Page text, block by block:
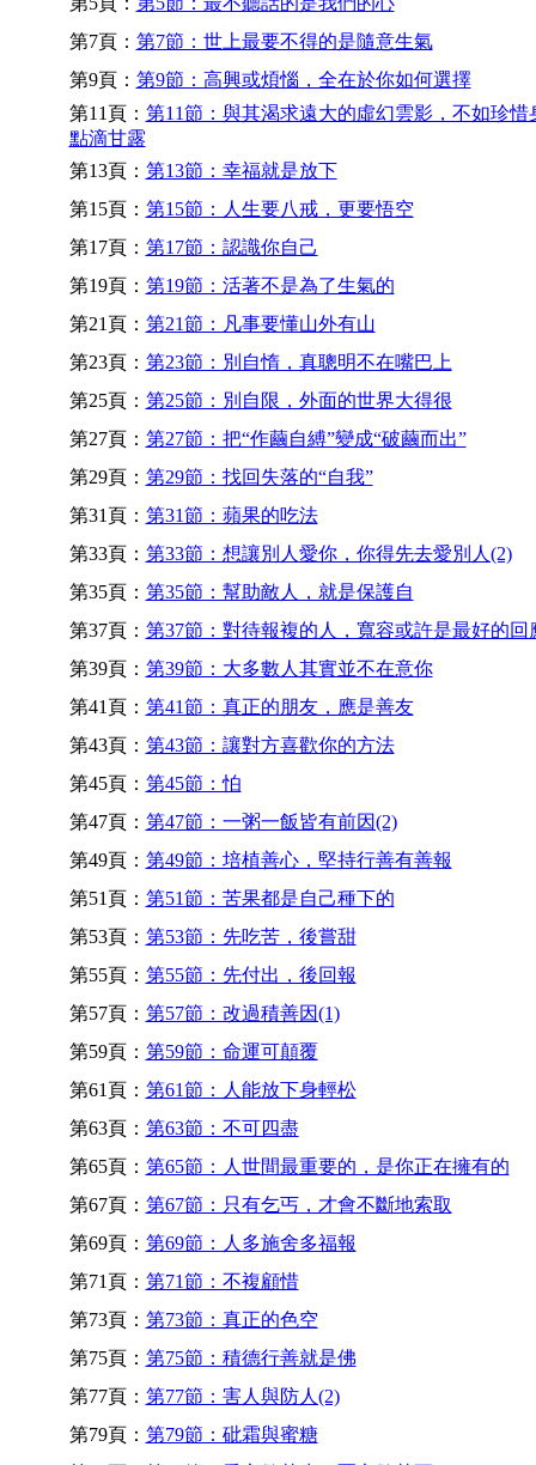
第7頁： 第7節：世上最要不得的是隨意生氣
第9頁： 第9節：高興或煩惱，全在於你如何選擇
第11頁： 第11節：與其渴求遠大的虛幻雲影，不如珍惜
點滴甘露
第13頁： 第13節：幸福就是放下
第15頁： 第15節：人生要八戒，更要悟空
第17頁： 第17節：認識你自己
第19頁： 第19節：活著不是為了生氣的
第21頁： 第21節：凡事要懂山外有山
第23頁： 第23節：別自惰，真聰明不在嘴巴上
第25頁： 第25節：別自限，外面的世界大得很
第27頁： 第27節：把“作繭自縛”變成“破繭而出”
第29頁： 第29節：找回失落的“自我”
第31頁： 第31節：蘋果的吃法
第33頁： 第33節：想讓別人愛你，你得先去愛別人(2)
第35頁： 第35節：幫助敵人，就是保護自
第37頁： 第37節：對待報複的人，寬容或許是最好的回
第39頁： 第39節：大多數人其實並不在意你
第41頁： 第41節：真正的朋友，應是善友
第43頁： 第43節：讓對方喜歡你的方法
第45頁： 第45節：怕
第47頁： 第47節：一粥一飯皆有前因(2)
第49頁： 第49節：培植善心，堅持行善有善報
第51頁： 第51節：苦果都是自己種下的
第53頁： 第53節：先吃苦，後嘗甜
第55頁： 第55節：先付出，後回報
第57頁： 第57節：改過積善因(1)
第59頁： 第59節：命運可顛覆
第61頁： 第61節：人能放下身輕松
第63頁： 第63節：不可四盡
第65頁： 第65節：人世間最重要的，是你正在擁有的
第67頁： 第67節：只有乞丐，才會不斷地索取
第69頁： 第69節：人多施舍多福報
第71頁： 第71節：不複顧惜
第73頁： 第73節：真正的色空
第75頁： 第75節：積德行善就是佛
第77頁： 第77節：害人與防人(2)
第79頁： 第79節：砒霜與蜜糖